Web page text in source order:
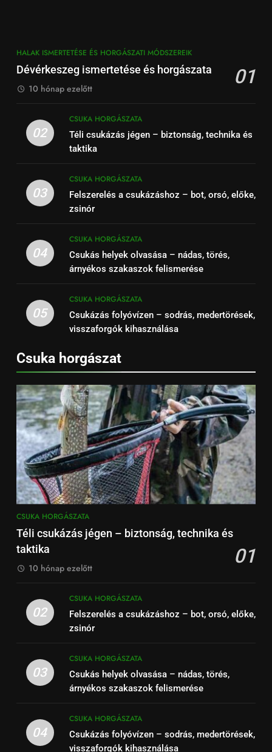
HALAK ISMERTETÉSE ÉS HORGÁSZATI MÓDSZEREIK
Dévérkeszeg ismertetése és horgászata 01
10 hónap ezelőtt
02
CSUKA HORGÁSZATA
Téli csukázás jégen – biztonság, technika és
taktika
03
CSUKA HORGÁSZATA
Felszerelés a csukázáshoz – bot, orsó, előke,
zsinór
04
CSUKA HORGÁSZATA
Csukás helyek olvasása – nádas, törés,
árnyékos szakaszok felismerése
05
CSUKA HORGÁSZATA
Csukázás folyóvízen – sodrás, medertörések,
visszaforgók kihasználása
Csuka horgászat
CSUKA HORGÁSZATA
Téli csukázás jégen – biztonság, technika és
taktika
01
10 hónap ezelőtt
02
CSUKA HORGÁSZATA
Felszerelés a csukázáshoz – bot, orsó, előke,
zsinór
03
CSUKA HORGÁSZATA
Csukás helyek olvasása – nádas, törés,
árnyékos szakaszok felismerése
04
CSUKA HORGÁSZATA
Csukázás folyóvízen – sodrás, medertörések,
visszaforgók kihasználása